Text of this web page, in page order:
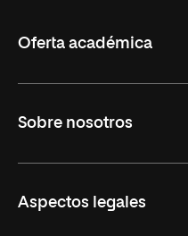
Oferta académica
Derecho
Empresa
Sobre nosotros
Nuestro Equipo
Aspectos legales